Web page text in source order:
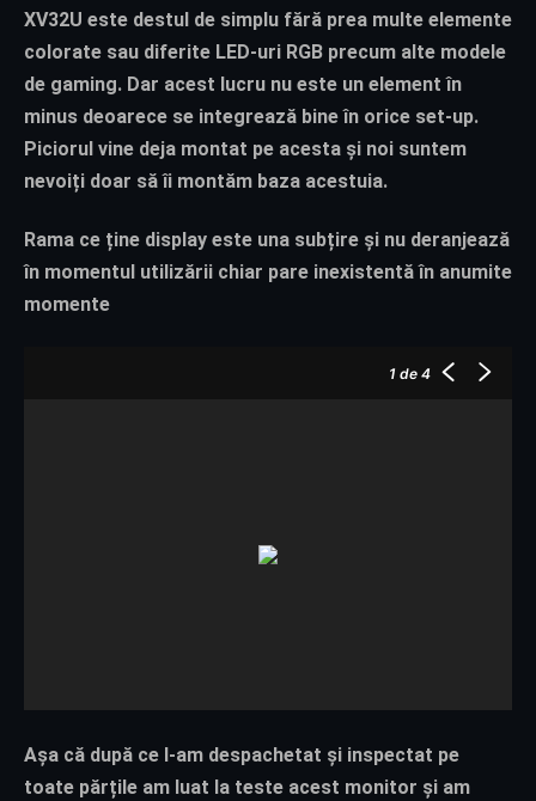
XV32U este destul de simplu fără prea multe elemente
colorate sau diferite LED-uri RGB precum alte modele
de gaming. Dar acest lucru nu este un element în
minus deoarece se integrează bine în orice set-up.
Piciorul vine deja montat pe acesta și noi suntem
nevoiți doar să îi montăm baza acestuia.
Rama ce ține display este una subțire și nu deranjează
în momentul utilizării chiar pare inexistentă în anumite
momente
1 de 4
Așa că după ce l-am despachetat și inspectat pe
toate părțile am luat la teste acest monitor și am